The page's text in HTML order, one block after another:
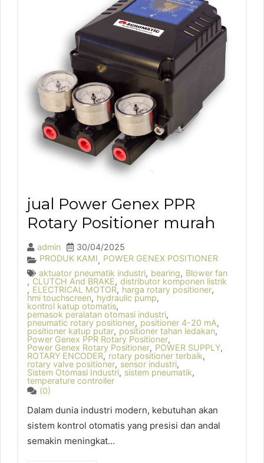
jual Power Genex PPR
Rotary Positioner murah
admin
30/04/2025
PRODUK KAMI, POWER GENEX POSITIONER
aktuator pneumatik industri, bearing, Blower fan
, CLUTCH And BRAKE, distributor komponen listrik
, ELECTRICAL MOTOR, harga rotary positioner,
hmi touchscreen, hydraulic pump,
kontrol katup otomatis,
pemasok peralatan otomasi industri,
pneumatic rotary positioner, positioner 4-20 mA,
positioner katup putar, positioner tahan ledakan,
Power Genex PPR Rotary Positioner,
Power Genex Rotary Positioner, POWER SUPPLY,
ROTARY ENCODER, rotary positioner terbaik,
rotary valve positioner, sensor industri,
Sistem Otomasi Industri, sistem pneumatik,
temperature controller
(0)
Dalam dunia industri modern, kebutuhan akan
sistem kontrol otomatis yang presisi dan andal
semakin meningkat...